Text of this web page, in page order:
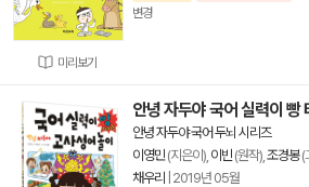
미리보기
변경
안녕 자두야 국어 실력이 빵
안녕 자두야 국어 두뇌 시리즈
이영민(지은이), 이빈 (원작), 조경봉(
채우리
2019년 05월